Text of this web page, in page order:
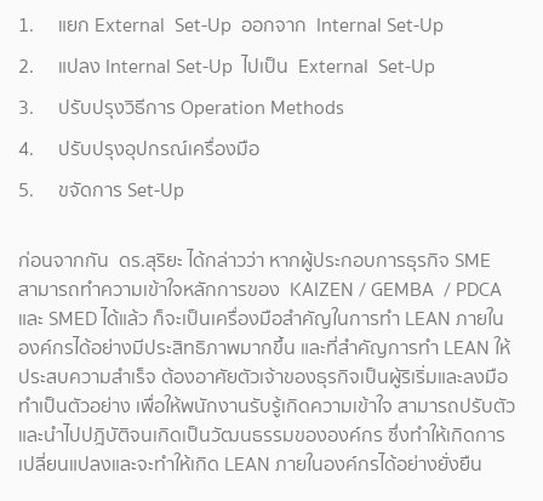
1. แยก External Set-Up ออกจาก Internal Set-Up
2. แปลง Internal Set-Up ไปเป็น External Set-Up
3. ปรับปรุงวิธีการ Operation Methods
4. ปรับปรุงอุปกรณ์เครื่องมือ
5. ขจัดการ Set-Up
ก่อนจากกัน ดร.สุริยะ ได้กล่าวว่า หากผู้ประกอบการธุรกิจ SME
สามารถทำความเข้าใจหลักการของ KAIZEN / GEMBA / PDCA
และ SMED ได้แล้ว ก็จะเป็นเครื่องมือสำคัญในการทำ LEAN ภายใน
องค์กรได้อย่างมีประสิทธิภาพมากขึ้น และที่สำคัญการทำ LEAN ให้
ประสบความสำเร็จ ต้องอาศัยตัวเจ้าของธุรกิจเป็นผู้ริเริ่มและลงมือ
ทำเป็นตัวอย่าง เพื่อให้พนักงานรับรู้เกิดความเข้าใจ สามารถปรับตัว
และนำไปปฎิบัติจนเกิดเป็นวัฒนธรรมขององค์กร ซึ่งทำให้เกิดการ
เปลี่ยนแปลงและจะทำให้เกิด LEAN ภายในองค์กรได้อย่างยั่งยืน